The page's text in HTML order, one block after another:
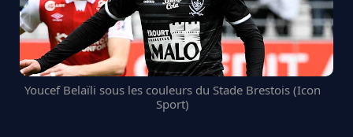
Youcef Belaïli sous les couleurs du Stade Brestois (Icon
Sport)